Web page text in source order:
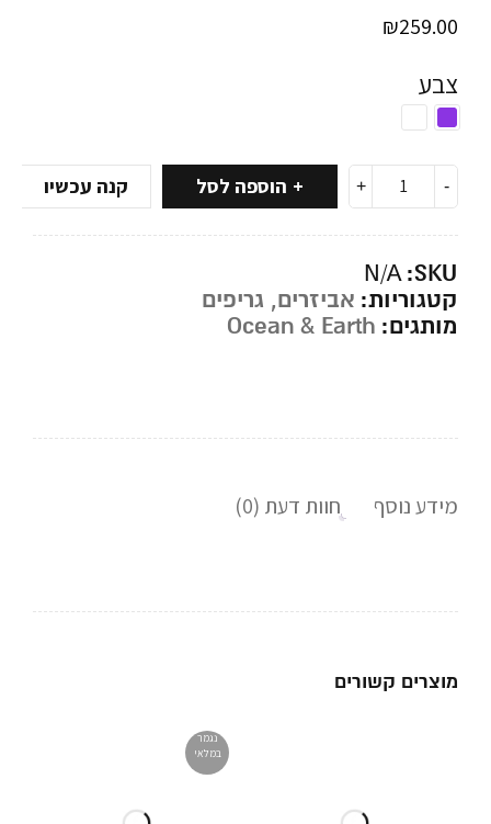
₪259.00
צבע
הוספה לסל קנה עכשיו
SKU:
N/A
קטגוריות: אביזרים, גריפים
מותגים: Ocean & Earth
מידע נוסף חוות דעת (0)
מוצרים קשורים
נגמר
במלאי